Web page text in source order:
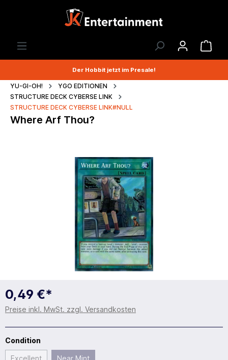
Der Hobbit jetzt im Presale!
YU-GI-OH!
YGO EDITIONEN
STRUCTURE DECK CYBERSE LINK
STRUCTURE DECK CYBERSE LINK#NULL
Where Arf Thou?
0,49 €*
Preise inkl. MwSt. zzgl. Versandkosten
Condition
Excellent Near Mint